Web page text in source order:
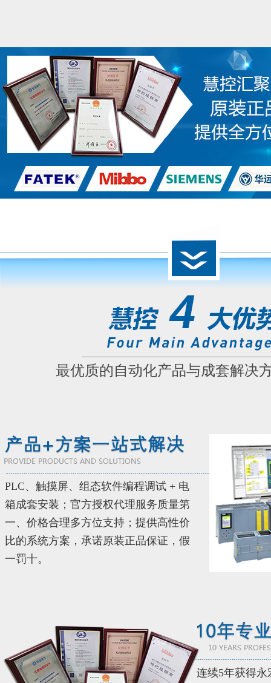
最优质的自动化产品与成套解决
PLC、触摸屏、组态软件编程调试 + 电
箱成套安装；官方授权代理服务质量第
一、价格合理多方位支持；提供高性价
比的系统方案，承诺原装正品保证，假
一罚十。
连续5年获得永